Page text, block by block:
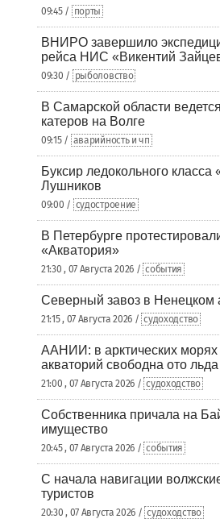
09:45 / порты
ВНИРО завершило
рейса НИС «Викентий
09:30 / рыболовство
В Самарской области
катеров на Волге
09:15 / аварийность и чп
Буксир ледокольного
Лушников
09:00 / судостроение
В Петербурге
«Акватория»
21:30 , 07 Августа 2026 / события
Северный завоз в Ненецком
21:15 , 07 Августа 2026 / судоходство
ААНИИ: в арктических морях
акваторий свободна ото льда
21:00 , 07 Августа 2026 / судоходство
Собственника причала на
имущество
20:45 , 07 Августа 2026 / события
С начала навигации
туристов
20:30 , 07 Августа 2026 / судоходство